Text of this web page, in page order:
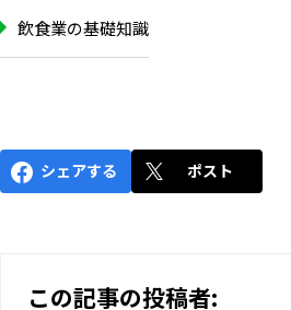
飲食業の基礎知識
シェアする ポスト
この記事の投稿者: